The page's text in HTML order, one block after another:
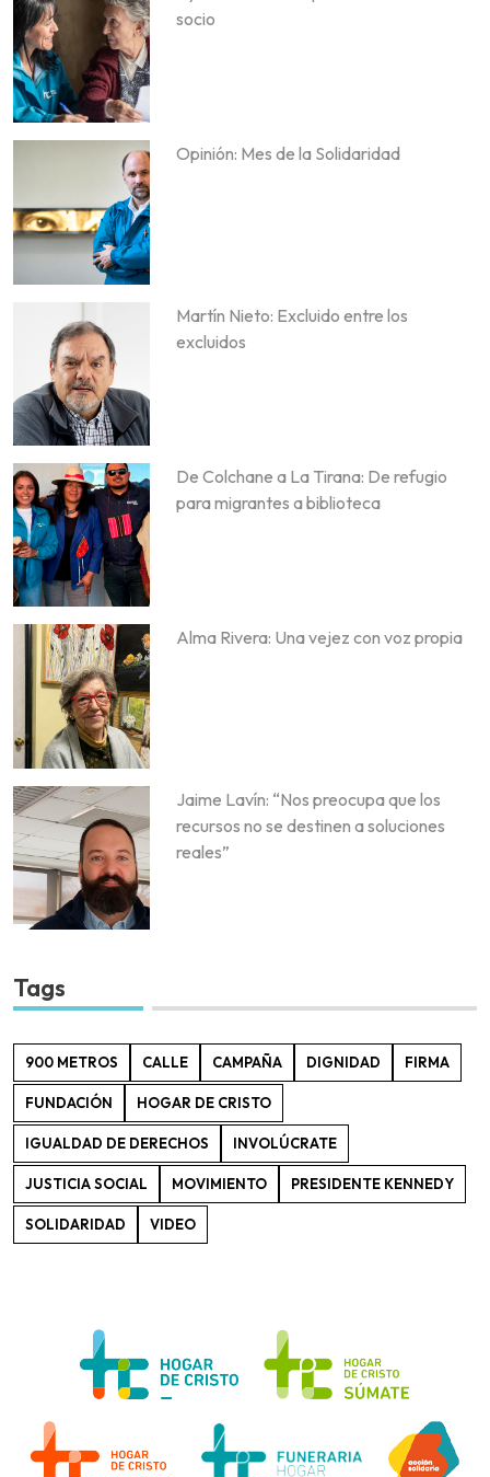
socio
Opinión: Mes de la Solidaridad
Martín Nieto: Excluido entre los
excluidos
De Colchane a La Tirana: De refugio
para migrantes a biblioteca
Alma Rivera: Una vejez con voz propia
Jaime Lavín: “Nos preocupa que los
recursos no se destinen a soluciones
reales”
Tags
900 METROS CALLE CAMPAÑA DIGNIDAD FIRMA
FUNDACIÓN HOGAR DE CRISTO
IGUALDAD DE DERECHOS INVOLÚCRATE
JUSTICIA SOCIAL MOVIMIENTO PRESIDENTE KENNEDY
SOLIDARIDAD VIDEO